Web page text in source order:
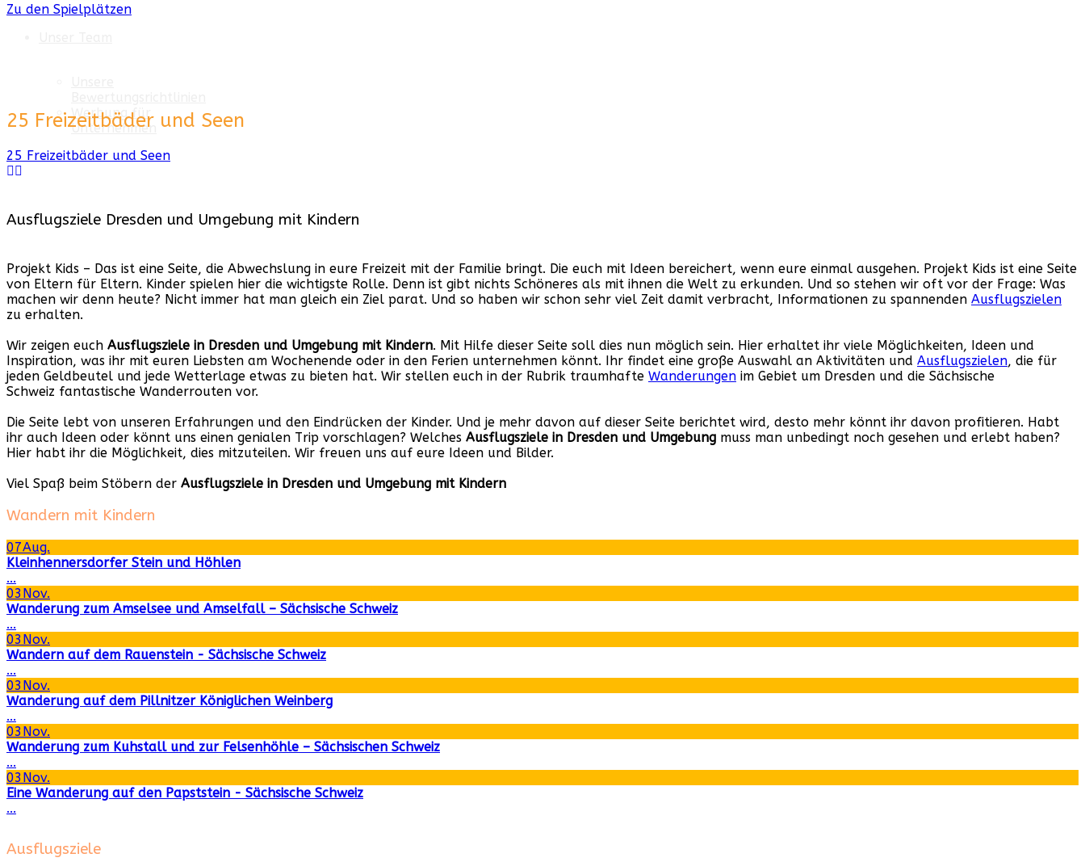
Werbung für
Unternehmen
Zu den Spielplätzen
25 Freizeitbäder und Seen
25 Freizeitbäder und Seen
Ausflugsziele Dresden und Umgebung mit Kindern
Projekt Kids – Das ist eine Seite, die Abwechslung in eure Freizeit mit der Familie bringt. Die euch mit Ideen bereichert, wenn eure einmal ausgehen. Projekt Kids ist eine Seite
von Eltern für Eltern. Kinder spielen hier die wichtigste Rolle. Denn ist gibt nichts Schöneres als mit ihnen die Welt zu erkunden. Und so stehen wir oft vor der Frage: Was
machen wir denn heute? Nicht immer hat man gleich ein Ziel parat. Und so haben wir schon sehr viel Zeit damit verbracht, Informationen zu spannenden Ausflugszielen
zu erhalten.
Wir zeigen euch Ausflugsziele in Dresden und Umgebung mit Kindern. Mit Hilfe dieser Seite soll dies nun möglich sein. Hier erhaltet ihr viele Möglichkeiten, Ideen und
Inspiration, was ihr mit euren Liebsten am Wochenende oder in den Ferien unternehmen könnt. Ihr findet eine große Auswahl an Aktivitäten und Ausflugszielen, die für
jeden Geldbeutel und jede Wetterlage etwas zu bieten hat. Wir stellen euch in der Rubrik traumhafte Wanderungen im Gebiet um Dresden und die Sächsische
Schweiz fantastische Wanderrouten vor.
Die Seite lebt von unseren Erfahrungen und den Eindrücken der Kinder. Und je mehr davon auf dieser Seite berichtet wird, desto mehr könnt ihr davon profitieren. Habt
ihr auch Ideen oder könnt uns einen genialen Trip vorschlagen? Welches Ausflugsziele in Dresden und Umgebung muss man unbedingt noch gesehen und erlebt haben?
Hier habt ihr die Möglichkeit, dies mitzuteilen. Wir freuen uns auf eure Ideen und Bilder.
Viel Spaß beim Stöbern der Ausflugsziele in Dresden und Umgebung mit Kindern
Wandern mit Kindern
07Aug.
Kleinhennersdorfer Stein und Höhlen
...
03Nov.
Wanderung zum Amselsee und Amselfall – Sächsische Schweiz
...
03Nov.
Wandern auf dem Rauenstein - Sächsische Schweiz
...
03Nov.
Wanderung auf dem Pillnitzer Königlichen Weinberg
...
03Nov.
Wanderung zum Kuhstall und zur Felsenhöhle – Sächsischen Schweiz
...
03Nov.
Eine Wanderung auf den Papststein - Sächsische Schweiz
...
Ausflugsziele